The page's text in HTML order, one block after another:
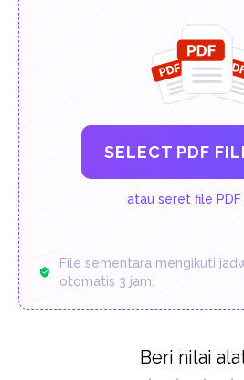
SELECT PDF
atau seret file PDF
File sementara mengikuti
otomatis 3 jam.
Beri nilai